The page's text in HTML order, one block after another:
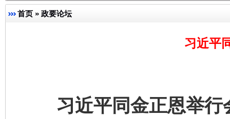
首页 » 政要论坛
习近平
习近平同金正恩举行